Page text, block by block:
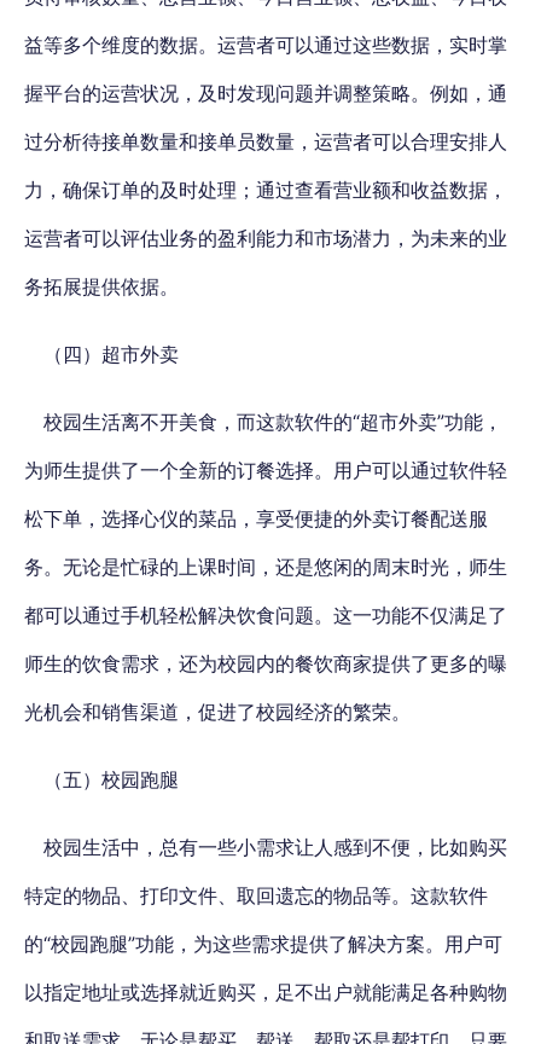
益等多个维度的数据。运营者可以通过这些数据，实时掌
握平台的运营状况，及时发现问题并调整策略。例如，通
过分析待接单数量和接单员数量，运营者可以合理安排人
力，确保订单的及时处理；通过查看营业额和收益数据，
运营者可以评估业务的盈利能力和市场潜力，为未来的业
务拓展提供依据。
（四）超市外卖
校园生活离不开美食，而这款软件的“超市外卖”功能，
为师生提供了一个全新的订餐选择。用户可以通过软件轻
松下单，选择心仪的菜品，享受便捷的外卖订餐配送服
务。无论是忙碌的上课时间，还是悠闲的周末时光，师生
都可以通过手机轻松解决饮食问题。这一功能不仅满足了
师生的饮食需求，还为校园内的餐饮商家提供了更多的曝
光机会和销售渠道，促进了校园经济的繁荣。
（五）校园跑腿
校园生活中，总有一些小需求让人感到不便，比如购买
特定的物品、打印文件、取回遗忘的物品等。这款软件
的“校园跑腿”功能，为这些需求提供了解决方案。用户可
以指定地址或选择就近购买，足不出户就能满足各种购物